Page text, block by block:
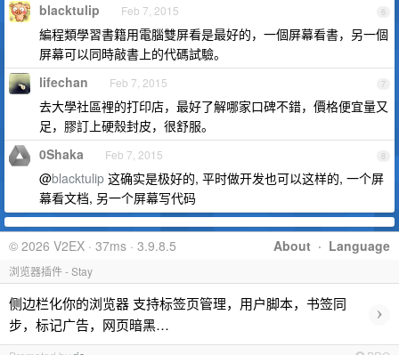
6
blacktulip Feb 7, 2015
編程類學習書籍用電腦雙屏看是最好的，一個屏幕看書，另一個
屏幕可以同時敲書上的代碼試驗。
7
lifechan Feb 7, 2015
去大學社區裡的打印店，最好了解哪家口碑不錯，價格便宜量又
足，膠訂上硬殼封皮，很舒服。
8
0Shaka Feb 7, 2015
@blacktulip 这确实是极好的, 平时做开发也可以这样的, 一个屏
幕看文档, 另一个屏幕写代码
About · Language
© 2026 V2EX · 37ms · 3.9.8.5
浏览器插件 - Stay
侧边栏化你的浏览器 支持标签页管理，用户脚本，书签同
步，标记广告，网页暗黑…
›